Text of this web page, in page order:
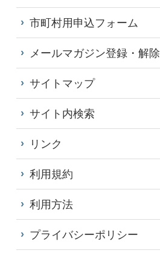
市町村用申込フォーム
メールマガジン登録・解除
サイトマップ
サイト内検索
リンク
利用規約
利用方法
プライバシーポリシー